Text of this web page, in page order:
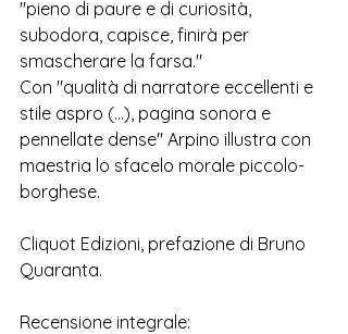
"pieno di paure e di curiosità,
subodora, capisce, finirà per
smascherare la farsa."
Con "qualità di narratore eccellenti e
stile aspro (...), pagina sonora e
pennellate dense" Arpino illustra con
maestria lo sfacelo morale piccolo-
borghese.
Cliquot Edizioni, prefazione di Bruno
Quaranta.
Recensione integrale: